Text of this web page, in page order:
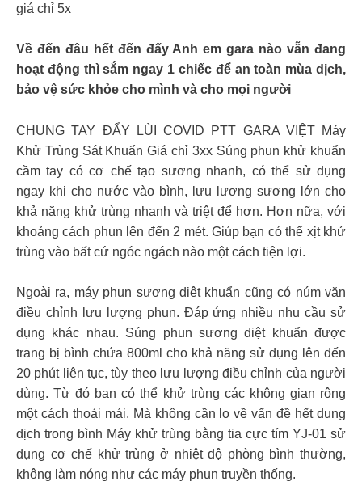
giá chỉ 5x
Về đến đâu hết đến đấy Anh em gara nào vẫn đang
hoạt động thì sắm ngay 1 chiếc để an toàn mùa dịch,
bảo vệ sức khỏe cho mình và cho mọi người
CHUNG TAY ĐẨY LÙI COVID PTT GARA VIỆT Máy
Khử Trùng Sát Khuẩn Giá chỉ 3xx Súng phun khử khuẩn
cầm tay có cơ chế tạo sương nhanh, có thể sử dụng
ngay khi cho nước vào bình, lưu lượng sương lớn cho
khả năng khử trùng nhanh và triệt để hơn. Hơn nữa, với
khoảng cách phun lên đến 2 mét. Giúp bạn có thể xịt khử
trùng vào bất cứ ngóc ngách nào một cách tiện lợi.
Ngoài ra, máy phun sương diệt khuẩn cũng có núm vặn
điều chỉnh lưu lượng phun. Đáp ứng nhiều nhu cầu sử
dụng khác nhau. Súng phun sương diệt khuẩn được
trang bị bình chứa 800ml cho khả năng sử dụng lên đến
20 phút liên tục, tùy theo lưu lượng điều chỉnh của người
dùng. Từ đó bạn có thể khử trùng các không gian rộng
một cách thoải mái. Mà không cần lo về vấn đề hết dung
dịch trong bình Máy khử trùng bằng tia cực tím YJ-01 sử
dụng cơ chế khử trùng ở nhiệt độ phòng bình thường,
không làm nóng như các máy phun truyền thống.